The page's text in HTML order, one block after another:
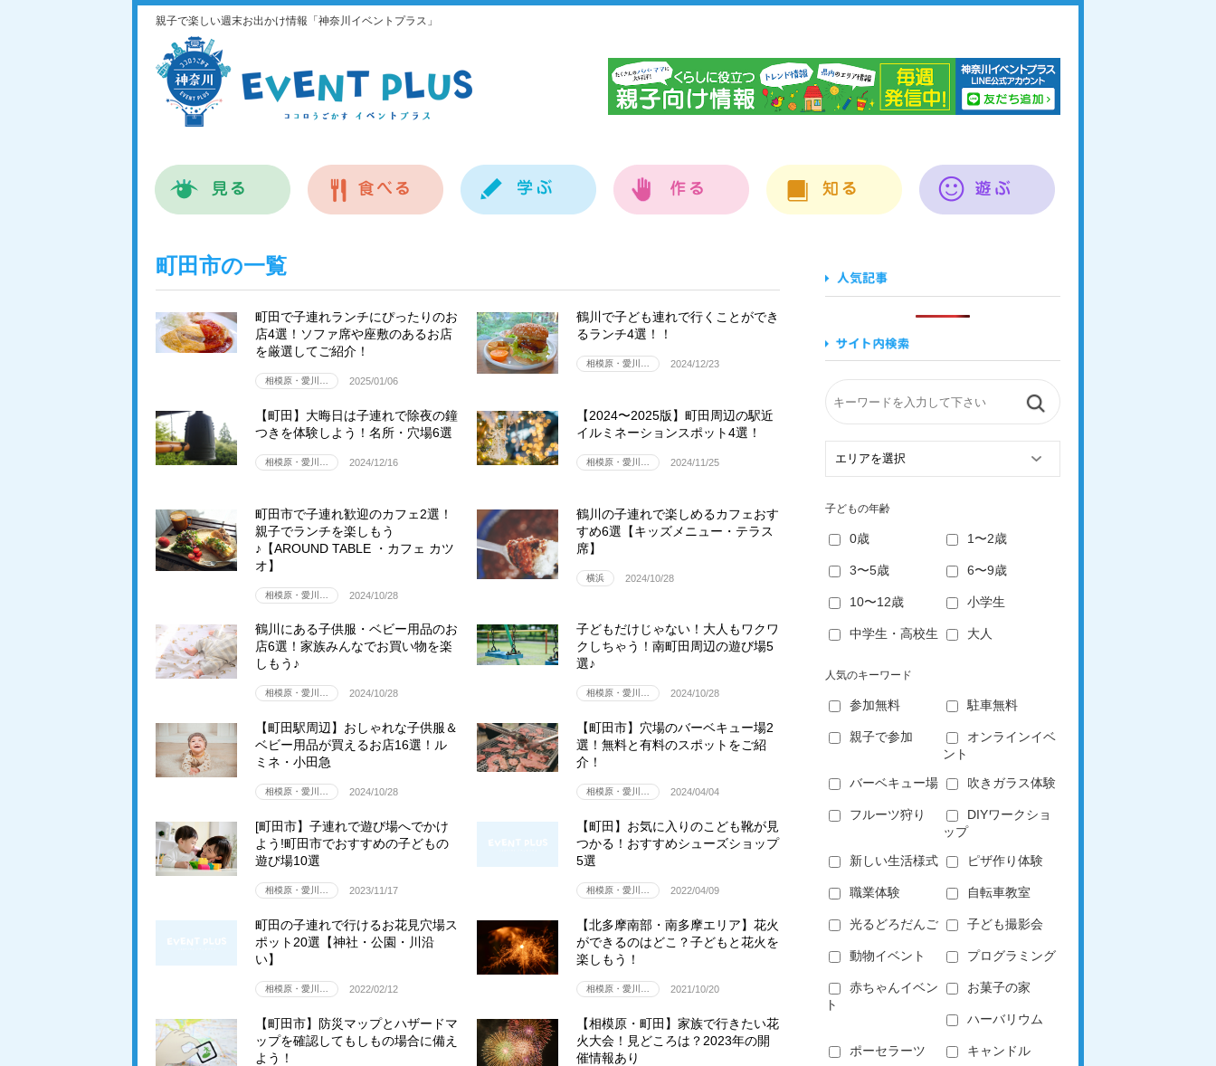
親子で楽しい週末お出かけ情報「神奈川イベントプラス」
町田市の一覧
町田で子連れランチにぴったりのお
店4選！ソファ席や座敷のあるお店
を厳選してご紹介！
相模原・愛川… 2025/01/06
鶴川で子ども連れで行くことができ
るランチ4選！！
相模原・愛川… 2024/12/23
【町田】大晦日は子連れで除夜の鐘
つきを体験しよう！名所・穴場6選
相模原・愛川… 2024/12/16
【2024〜2025版】町田周辺の駅近
イルミネーションスポット4選！
相模原・愛川… 2024/11/25
町田市で子連れ歓迎のカフェ2選！
親子でランチを楽しもう
♪【AROUND TABLE ・カフェ カツ
オ】
相模原・愛川… 2024/10/28
鶴川の子連れで楽しめるカフェおす
すめ6選【キッズメニュー・テラス
席】
横浜 2024/10/28
鶴川にある子供服・ベビー用品のお
店6選！家族みんなでお買い物を楽
しもう♪
相模原・愛川… 2024/10/28
子どもだけじゃない！大人もワクワ
クしちゃう！南町田周辺の遊び場5
選♪
相模原・愛川… 2024/10/28
【町田駅周辺】おしゃれな子供服＆
ベビー用品が買えるお店16選！ル
ミネ・小田急
相模原・愛川… 2024/10/28
【町田市】穴場のバーベキュー場2
選！無料と有料のスポットをご紹
介！
相模原・愛川… 2024/04/04
[町田市】子連れで遊び場へでかけ
よう!町田市でおすすめの子どもの
遊び場10選
相模原・愛川… 2023/11/17
【町田】お気に入りのこども靴が見
つかる！おすすめシューズショップ
5選
相模原・愛川… 2022/04/09
町田の子連れで行けるお花見穴場ス
ポット20選【神社・公園・川沿
い】
相模原・愛川… 2022/02/12
【北多摩南部・南多摩エリア】花火
ができるのはどこ？子どもと花火を
楽しもう！
相模原・愛川… 2021/10/20
【町田市】防災マップとハザードマ
ップを確認してもしもの場合に備え
よう！
【相模原・町田】家族で行きたい花
火大会！見どころは？2023年の開
催情報あり
子どもの年齢
0歳 1〜2歳
3〜5歳 6〜9歳
10〜12歳 小学生
中学生・高校生 大人
人気のキーワード
参加無料 駐車無料
親子で参加
オンラインイベ
ント
バーベキュー場 吹きガラス体験
フルーツ狩り
DIYワークショ
ップ
新しい生活様式 ピザ作り体験
職業体験 自転車教室
光るどろだんご 子ども撮影会
動物イベント プログラミング
赤ちゃんイベン
ト
お菓子の家
ハーバリウム
ポーセラーツ キャンドル